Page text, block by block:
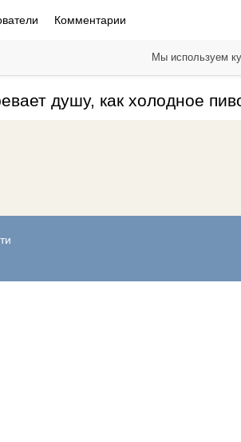
Комментарии
душу, как холодное
Мы используем